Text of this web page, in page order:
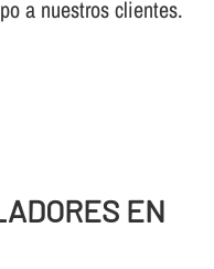
a nuestros clientes.
EN